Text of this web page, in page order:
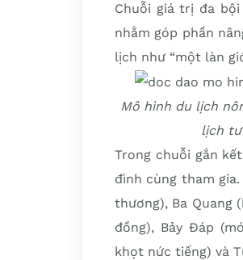
Chuỗi giá trị đa
nhằm góp phần
lịch như “một làn
Mô hình du lịch
lịch tư
Trong chuỗi gắn
đình cùng tham
thương), Ba Quang
đồng), Bảy Đáp
khọt nức tiếng) và